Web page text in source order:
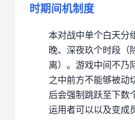
时期间机制度
本对战中单个白天分
晚、深夜玖个时段（
离）。 游戏中间不乃
之中前方不能够被动
后会强制跳跃至下数
运用者可以以及变成